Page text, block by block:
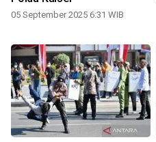
05 September 2025 6:31 WIB